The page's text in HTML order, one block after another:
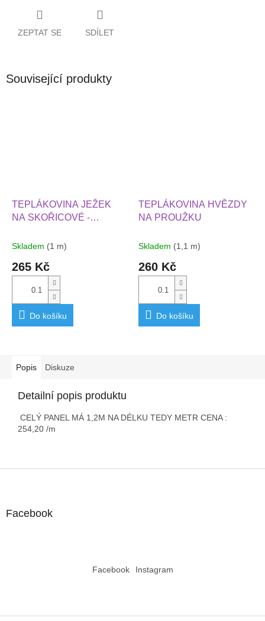
ZEPTAT SE SDÍLET
Související produkty
TEPLÁKOVINA JEŽEK
NA SKOŘICOVÉ -
Skladem (1 m)
265 Kč
Do košíku
TEPLÁKOVINA HVĚZDY
NA PROUŽKU
Skladem (1,1 m)
260 Kč
Do košíku
Popis Diskuze
Detailní popis produktu
CELÝ PANEL MÁ 1,2M NA DÉLKU TEDY METR CENA :
254,20 /m
Facebook
Facebook Instagram